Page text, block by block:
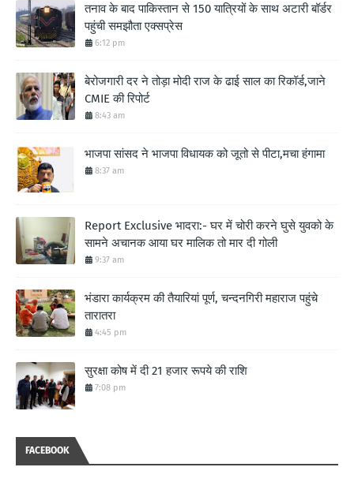
तनाव के बाद पाकिस्तान से 150 यात्रियों के साथ अटारी बॉर्डर
पहुंची समझौता एक्सप्रेस
6:12 pm
बेरोजगारी दर ने तोड़ा मोदी राज के ढाई साल का रिकॉर्ड,जाने
CMIE की रिपोर्ट
8:43 am
भाजपा सांसद ने भाजपा विधायक को जूतो से पीटा,मचा हंगामा
8:37 am
Report Exclusive भादरा:- घर में चोरी करने घुसे युवको के
सामने अचानक आया घर मालिक तो मार दी गोली
9:37 am
भंडारा कार्यक्रम की तैयारियां पूर्ण, चन्दनगिरी महाराज पहुंचे
तारातरा
4:45 pm
सुरक्षा कोष में दी 21 हजार रूपये की राशि
7:08 pm
FACEBOOK